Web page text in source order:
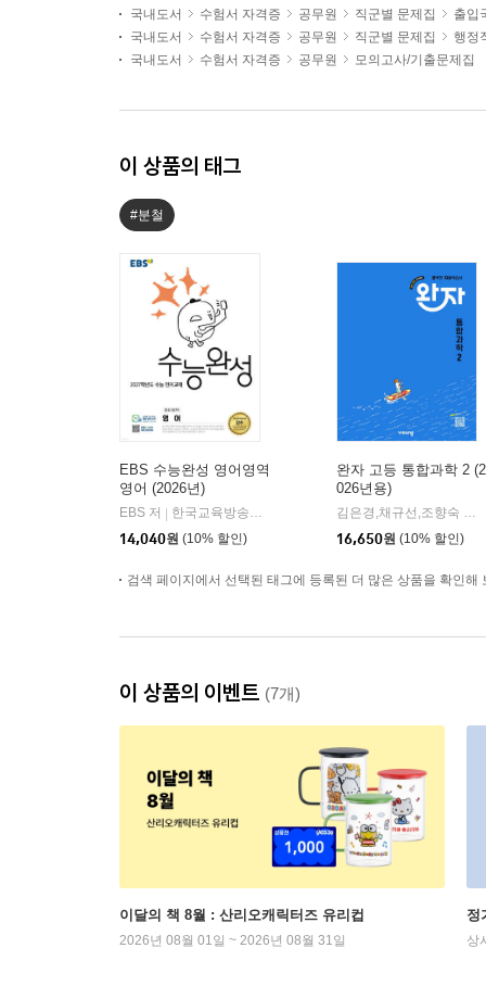
국내도서
수험서 자격증 공무원 직군별 문제집
출입
국내도서
수험서 자격증 공무원 직군별 문제집
행정
국내도서
수험서 자격증 공무원 모의고사/기출문제집
이 상품의 태그
#분철
EBS 수능완성 영어영역
영어 (2026년)
EBS 저
한국교육방송공사
14,040원 (10% 할인)
완자 고등 통합과학 2 (2
026년용)
김은경,채규선,조향숙 등저
16,650원 (10% 할인)
검색 페이지에서 선택된 태그에 등록된 더 많은 상품을 확인해
이 상품의 이벤트 (7개)
이달의 책 8월 : 산리오캐릭터즈 유리컵
2026년 08월 01일 ~ 2026년 08월 31일
정
상